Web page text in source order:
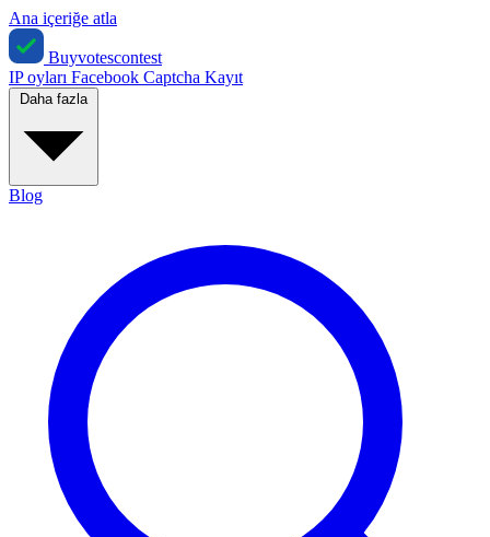
Ana içeriğe atla
Buyvotescontest
IP oyları Facebook Captcha Kayıt
Daha fazla
Blog